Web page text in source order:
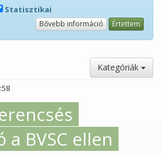
Statisztikai
Bővebb információ Értettem
Kategóriák
a BVSC ellen